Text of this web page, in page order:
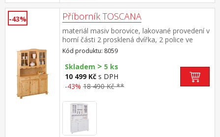
-43% Příborník TOSCANA
materiál masiv borovice, lakované provedení v
horní části 2 prosklená dvířka, 2 police ve
spodní části 3 plná dvířka, 3 zásuvky s
kovovými pojezdy hloubka horní části 32
cm sestava příborníku ABACO ID30500010 a
nástavce ABACO 8057 PAMINA, LOVI, ABACO,
LIVIO, ALICANTE, VALENCIA, TOSCANA,
Kód produktu: 8059
Skladem > 5 ks
10 499 Kč s DPH
-43% 18 490 Kč **